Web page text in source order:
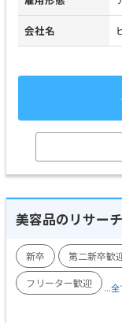
会社名
美容品のリサーチ
新卒 第二新卒歓
フリーター歓迎
...